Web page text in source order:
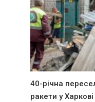
40-річна
ракети у